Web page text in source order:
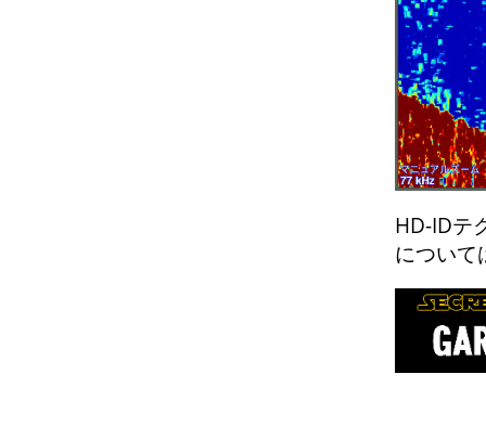
HD-IDテ
について